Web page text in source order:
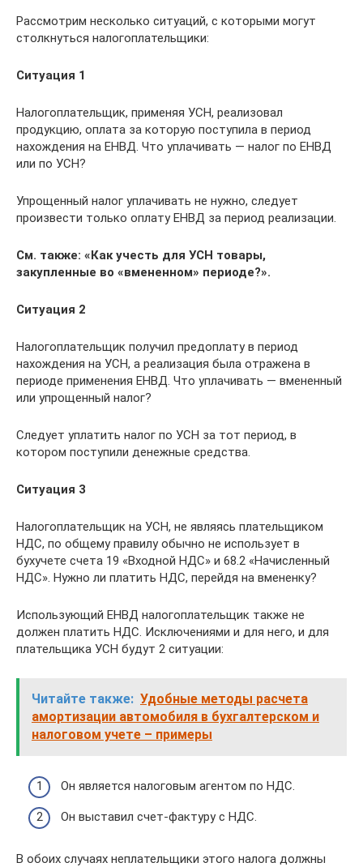
Рассмотрим несколько ситуаций, с которыми могут
столкнуться налогоплательщики:
Ситуация 1
Налогоплательщик, применяя УСН, реализовал
продукцию, оплата за которую поступила в период
нахождения на ЕНВД. Что уплачивать — налог по ЕНВД
или по УСН?
Упрощенный налог уплачивать не нужно, следует
произвести только оплату ЕНВД за период реализации.
См. также: «Как учесть для УСН товары,
закупленные во «вмененном» периоде?».
Ситуация 2
Налогоплательщик получил предоплату в период
нахождения на УСН, а реализация была отражена в
периоде применения ЕНВД. Что уплачивать — вмененный
или упрощенный налог?
Следует уплатить налог по УСН за тот период, в
котором поступили денежные средства.
Ситуация 3
Налогоплательщик на УСН, не являясь плательщиком
НДС, по общему правилу обычно не использует в
бухучете счета 19 «Входной НДС» и 68.2 «Начисленный
НДС». Нужно ли платить НДС, перейдя на вмененку?
Использующий ЕНВД налогоплательщик также не
должен платить НДС. Исключениями и для него, и для
плательщика УСН будут 2 ситуации:
Читайте также: Удобные методы расчета
амортизации автомобиля в бухгалтерском и
налоговом учете – примеры
Он является налоговым агентом по НДС.
Он выставил счет-фактуру с НДС.
В обоих случаях неплательщики этого налога должны